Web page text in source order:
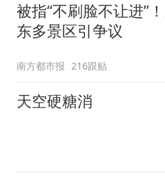
被指“不刷脸不让进”
东多景区引争议
南方都市报 216跟贴
天空硬糖消